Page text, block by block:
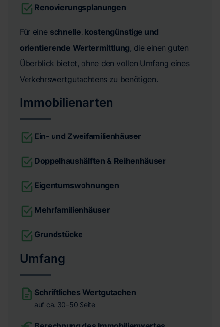
Renovierungsplanungen
Für eine schnelle, kostengünstige und
orientierende Wertermittlung, die einen guten
Überblick bietet, ohne den vollen Umfang eines
Verkehrswertgutachtens zu benötigen.
Immobilienarten
Ein- und Zweifamilienhäuser
Doppelhaushälften & Reihenhäuser
Eigentumswohnungen
Mehrfamilienhäuser
Grundstücke
Umfang
Schriftliches Wertgutachen
auf ca. 30–50 Seite